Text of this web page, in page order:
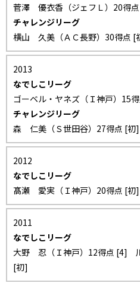
菅澤 優衣香（ジェフＬ）20得
チャレンジリーグ
横山 久美（ＡＣ長野）30得点 [
2013
なでしこリーグ
ゴーベル・ヤネズ（Ｉ神戸）15
チャレンジリーグ
森 仁美（Ｓ世田谷）27得点 [初]
2012
なでしこリーグ
髙瀬 愛実（Ｉ神戸）20得点 [初]
2011
なでしこリーグ
大野 忍（Ｉ神戸）12得点 [4]
[初]